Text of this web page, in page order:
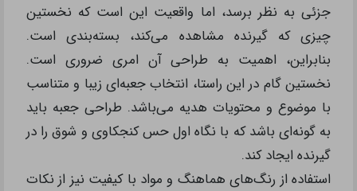
جزئی به نظر برسد، اما واقعیت این است که نخستین
چیزی که گیرنده مشاهده می‌کند، بسته‌بندی است.
بنابراین، اهمیت به طراحی آن امری ضروری است.
نخستین گام در این راستا، انتخاب جعبه‌ای زیبا و متناسب
با موضوع و محتویات هدیه می‌باشد. طراحی جعبه باید
به گونه‌ای باشد که با نگاه اول حس کنجکاوی و شوق را در
گیرنده ایجاد کند.
استفاده از رنگ‌های هماهنگ و مواد با کیفیت نیز از نکات